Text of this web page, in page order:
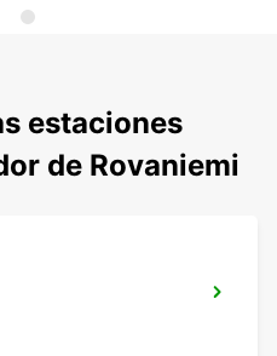
estaciones
de Rovaniemi